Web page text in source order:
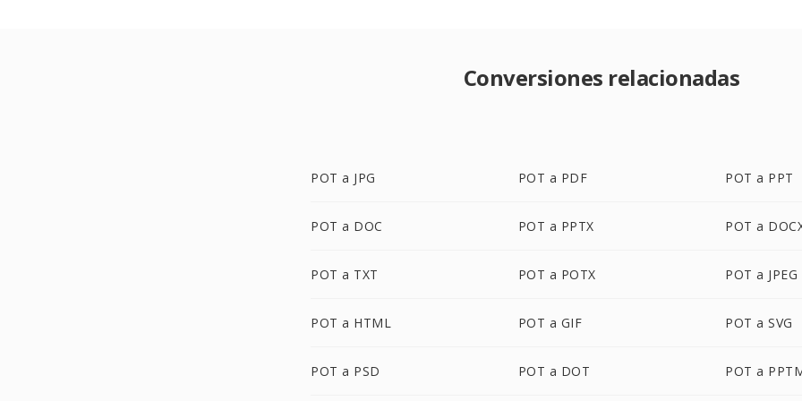
Conversiones relacionadas
POT a JPG POT a PDF POT a PPT
POT a DOC POT a PPTX POT a
POT a TXT POT a POTX POT a JPEG
POT a HTML POT a GIF POT a SVG
POT a PSD POT a DOT POT a